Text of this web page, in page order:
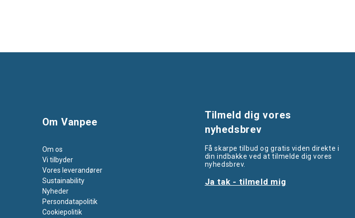
Om Vanpee
Om os
Vi tilbyder
Vores leverandører
Sustainability
Nyheder
Persondatapolitik
Cookiepolitik
Tilmeld dig vores
nyhedsbrev
Få skarpe tilbud og gratis viden direkte i
din indbakke ved at tilmelde dig vores
nyhedsbrev.
Ja tak - tilmeld mig